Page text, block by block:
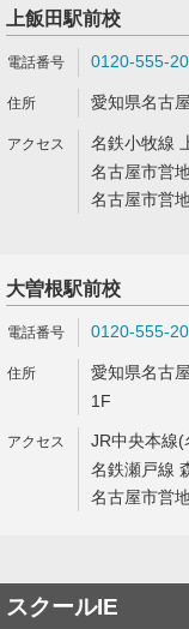
上飯田駅前校
0120-555-
愛知県名古
名鉄小牧線
名古屋市営
名古屋市営
大曽根駅前校
0120-555-
愛知県名古
1F
JR中央本線
名鉄瀬戸線
名古屋市営
スクールIE